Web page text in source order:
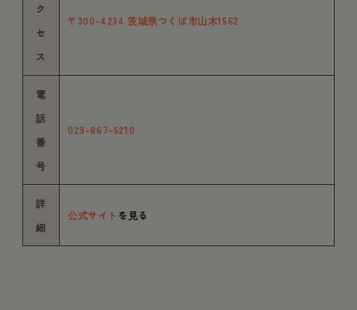
ク
セ
ス
〒300-4234 茨城県つくば市山木1562
電
話
番
号
029-867-5210
詳
細
公式サイト を見る